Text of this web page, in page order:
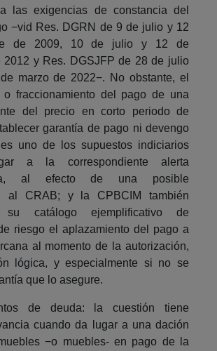
las exigencias de constancia del
−vid Res. DGRN de 9 de julio y 12
de 2009, 10 de julio y 12 de
2012 y Res. DGSJFP de 28 de julio
marzo de 2022−. No obstante, el
o fraccionamiento del pago de una
del precio en corto periodo de
garantía de pago ni devengo
uno de los supuestos indiciarios
a la correspondiente alerta
al efecto de una posible
al CRAB; y la CPBCIM también
catálogo ejemplificativo de
riesgo el aplazamiento del pago a
al momento de la autorización,
lógica, y especialmente si no se
que lo asegure.
de deuda: la cuestión tiene
cuando da lugar a una dación
−o muebles- en pago de la